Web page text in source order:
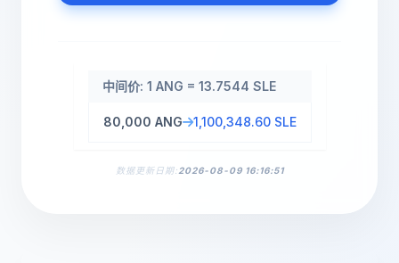
中间价: 1 ANG = 13.7544 SLE
80,000 ANG 1,100,348.60 SLE
数据更新日期:2026-08-09 16:16:51